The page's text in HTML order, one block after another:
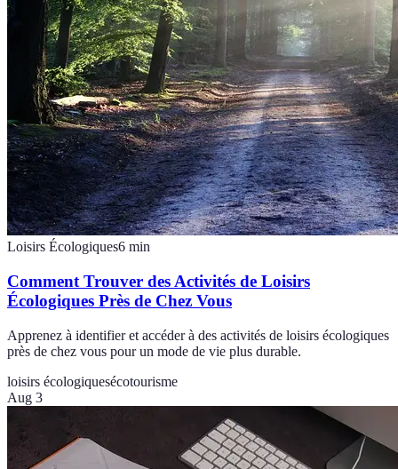
Loisirs Écologiques6 min
Comment Trouver des Activités de Loisirs
Écologiques Près de Chez Vous
Apprenez à identifier et accéder à des activités de loisirs écologiques
près de chez vous pour un mode de vie plus durable.
loisirs écologiquesécotourisme
Aug 3